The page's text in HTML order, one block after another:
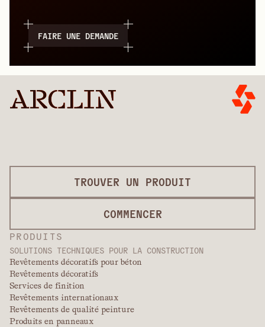
FAIRE UNE DEMANDE
PRODUITS
SOLUTIONS TECHNIQUES POUR LA CONSTRUCTION
Revêtements décoratifs pour béton
Revêtements décoratifs
Services de finition
Revêtements internationaux
Revêtements de qualité peinture
Produits en panneaux
TROUVER UN PRODUIT
COMMENCER